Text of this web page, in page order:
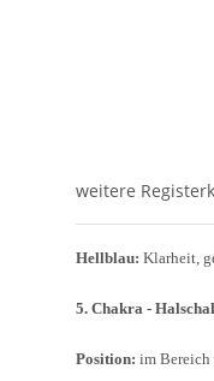
weitere
Hellblau: Klarheit,
5. Chakra -
Position: im